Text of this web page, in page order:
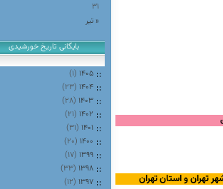
تهران و استان تهران
« تیر
31
بایگانی تاریخ خورشیدی
۱۴۰۵ (۱)
۱۴۰۴ (۲۳)
۱۴۰۳ (۲۸)
۱۴۰۲ (۲۱)
۱۴۰۱ (۳۱)
۱۴۰۰ (۲۰)
۱۳۹۹ (۱۷)
۱۳۹۸ (۳۳)
۱۳۹۷ (۱۲)